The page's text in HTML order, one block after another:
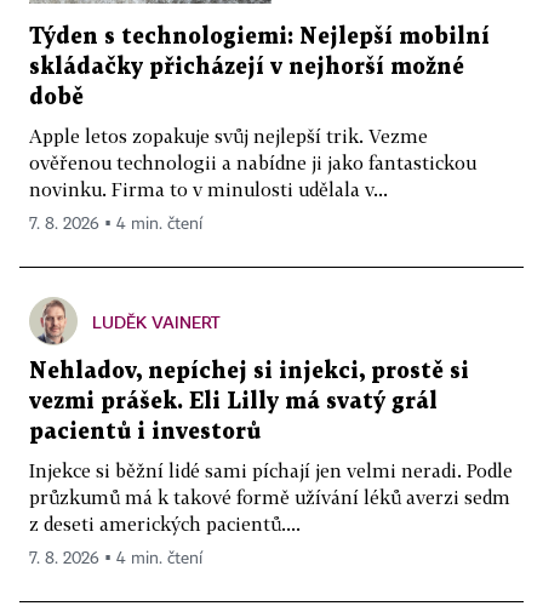
Týden s technologiemi: Nejlepší mobilní
skládačky přicházejí v nejhorší možné
době
Apple letos zopakuje svůj nejlepší trik. Vezme
ověřenou technologii a nabídne ji jako fantastickou
novinku. Firma to v minulosti udělala v...
7. 8. 2026 ▪ 4 min. čtení
LUDĚK VAINERT
Nehladov, nepíchej si injekci, prostě si
vezmi prášek. Eli Lilly má svatý grál
pacientů i investorů
Injekce si běžní lidé sami píchají jen velmi neradi. Podle
průzkumů má k takové formě užívání léků averzi sedm
z deseti amerických pacientů....
7. 8. 2026 ▪ 4 min. čtení